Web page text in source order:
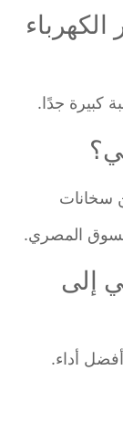
جدًا.
المصري.
أداء.